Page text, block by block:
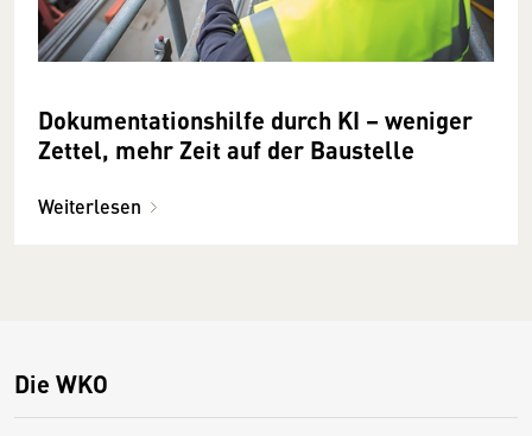
Dokumentationshilfe durch KI – weniger
Zettel, mehr Zeit auf der Baustelle
Weiterlesen
Die WKO